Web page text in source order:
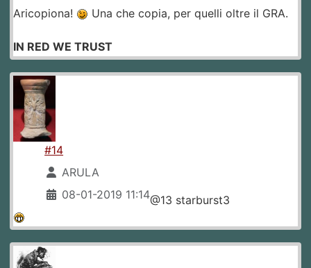
Aricopiona! Una che copia, per quelli oltre il GRA.
IN RED WE TRUST
#14
ARULA
08-01-2019 11:14@13 starburst3